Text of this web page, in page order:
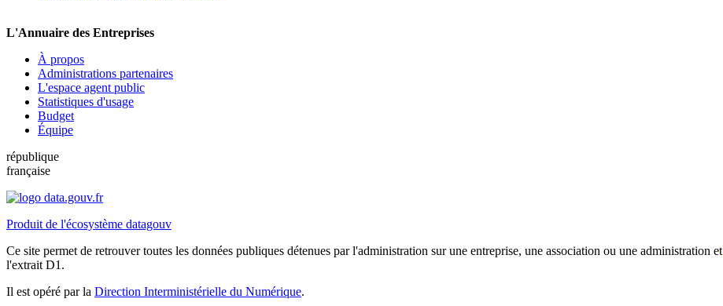
L'Annuaire des Entreprises
À propos
Administrations partenaires
L'espace agent public
Statistiques d'usage
Budget
Équipe
république
française
Produit de l'écosystème datagouv
Ce site permet de retrouver toutes les données publiques détenues par l'administration sur une entreprise, une association ou une administration et
l'extrait D1.
Il est opéré par la Direction Interministérielle du Numérique.